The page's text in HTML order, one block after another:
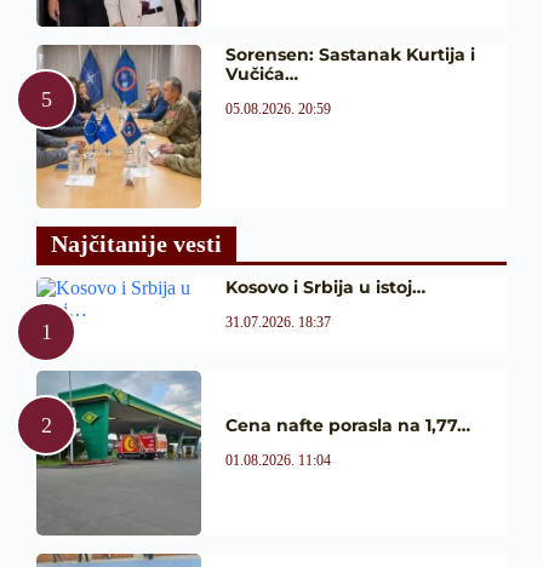
Sorensen: Sastanak Kurtija i
Vučića…
05.08.2026. 20:59
Najčitanije vesti
Kosovo i Srbija u istoj…
31.07.2026. 18:37
Cena nafte porasla na 1,77…
01.08.2026. 11:04